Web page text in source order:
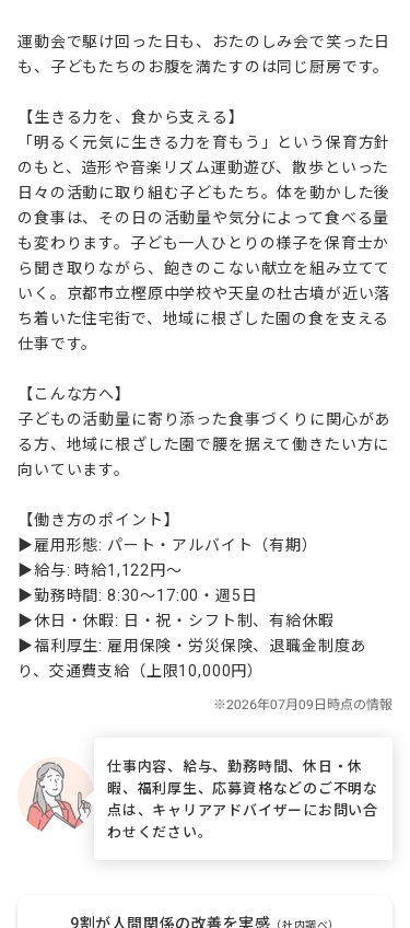
運動会で駆け回った日も、おたのしみ会で笑った日
も、子どもたちのお腹を満たすのは同じ厨房です。
【生きる力を、食から支える】
「明るく元気に生きる力を育もう」という保育方針
のもと、造形や音楽リズム運動遊び、散歩といった
日々の活動に取り組む子どもたち。体を動かした後
の食事は、その日の活動量や気分によって食べる量
も変わります。子ども一人ひとりの様子を保育士か
ら聞き取りながら、飽きのこない献立を組み立てて
いく。京都市立樫原中学校や天皇の杜古墳が近い落
ち着いた住宅街で、地域に根ざした園の食を支える
仕事です。
【こんな方へ】
子どもの活動量に寄り添った食事づくりに関心があ
る方、地域に根ざした園で腰を据えて働きたい方に
向いています。
【働き方のポイント】
▶雇用形態: パート・アルバイト（有期）
▶給与: 時給1,122円〜
▶勤務時間: 8:30〜17:00・週5日
▶休日・休暇: 日・祝・シフト制、有給休暇
▶福利厚生: 雇用保険・労災保険、退職金制度あ
り、交通費支給（上限10,000円）
仕事内容、給与、勤務時間、休日・休
暇、福利厚生、応募資格などのご不明な
点は、キャリアアドバイザーにお問い合
わせください。
9割が人間関係の改善を実感 （社内調べ）